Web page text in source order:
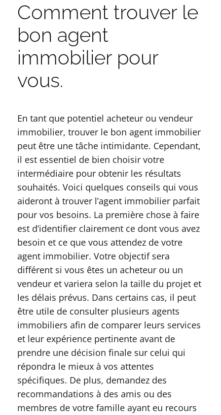
Comment trouver le
bon agent
immobilier pour
vous.
En tant que potentiel acheteur ou vendeur
immobilier, trouver le bon agent immobilier
peut être une tâche intimidante. Cependant,
il est essentiel de bien choisir votre
intermédiaire pour obtenir les résultats
souhaités. Voici quelques conseils qui vous
aideront à trouver l’agent immobilier parfait
pour vos besoins. La première chose à faire
est d’identifier clairement ce dont vous avez
besoin et ce que vous attendez de votre
agent immobilier. Votre objectif sera
différent si vous êtes un acheteur ou un
vendeur et variera selon la taille du projet et
les délais prévus. Dans certains cas, il peut
être utile de consulter plusieurs agents
immobiliers afin de comparer leurs services
et leur expérience pertinente avant de
prendre une décision finale sur celui qui
répondra le mieux à vos attentes
spécifiques. De plus, demandez des
recommandations à des amis ou des
membres de votre famille ayant eu recours